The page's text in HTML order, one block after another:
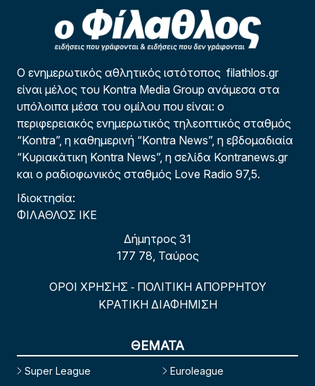
Ο ενημερωτικός αθλητικός ιστότοπος filathlos.gr
είναι μέλος του Kontra Media Group ανάμεσα στα
υπόλοιπα μέσα του ομίλου που είναι: ο
περιφερειακός ενημερωτικός τηλεοπτικός σταθμός
“Kontra”, η καθημερινή “Kontra News”, η εβδομαδιαία
“Κυριακάτικη Kontra News”, η σελίδα Kontranews.gr
και ο ραδιοφωνικός σταθμός Love Radio 97,5.
Ιδιοκτησία:
ΦΙΛΑΘΛΟΣ ΙΚΕ
Δήμητρος 31
177 78, Ταύρος
ΟΡΟΙ ΧΡΗΣΗΣ - ΠΟΛΙΤΙΚΗ ΑΠΟΡΡΗΤΟΥ
ΚΡΑΤΙΚΗ ΔΙΑΦΗΜΙΣΗ
ΘΕΜΑΤΑ
Super League
Euroleague